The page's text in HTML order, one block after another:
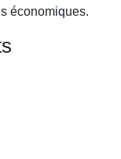
économiques.